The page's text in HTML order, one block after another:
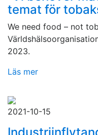
temat för
We need food – not
2023.
Läs mer
2021-10-15